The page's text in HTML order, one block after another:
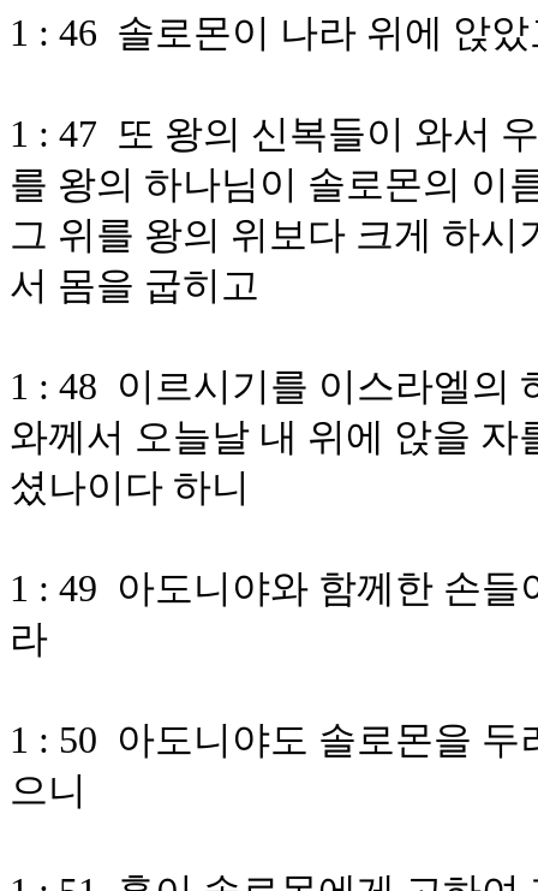
1 : 46 솔로몬이 나라 위에 앉
1 : 47 또 왕의 신복들이 와서
를 왕의 하나님이 솔로몬의 이
그 위를 왕의 위보다 크게 하
서 몸을 굽히고
1 : 48 이르시기를 이스라엘의
와께서 오늘날 내 위에 앉을
셨나이다 하니
1 : 49 아도니야와 함께한 손
라
1 : 50 아도니야도 솔로몬을
으니